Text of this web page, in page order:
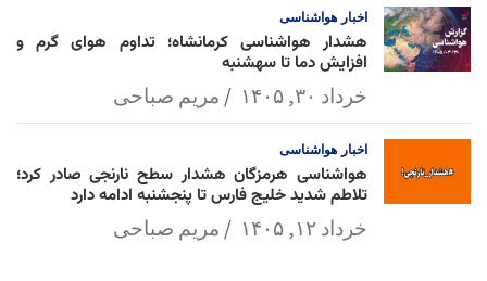
اخبار هواشناسی
هشدار هواشناسی کرمانشاه؛ تداوم هوای گرم و
افزایش دما تا سهشنبه
خرداد ۳۰, ۱۴۰۵ مریم صباحی
اخبار هواشناسی
هواشناسی هرمزگان هشدار سطح نارنجی صادر کرد؛
تلاطم شدید خلیج فارس تا پنجشنبه ادامه دارد
خرداد ۱۲, ۱۴۰۵ مریم صباحی